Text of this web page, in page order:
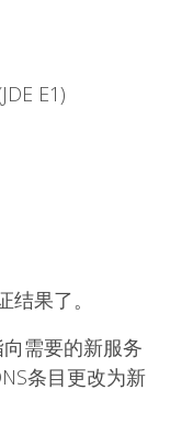
E1)
果了。
需要的新服务
条目更改为新